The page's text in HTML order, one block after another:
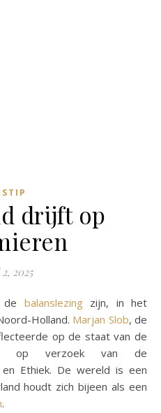
drijft op
2025
de balanslezingzijn, in het
Holland. Marjan Slob, de
op de staat van de
op verzoek van de
Ethiek. De wereld is een
houdt zich bijeen als een
.